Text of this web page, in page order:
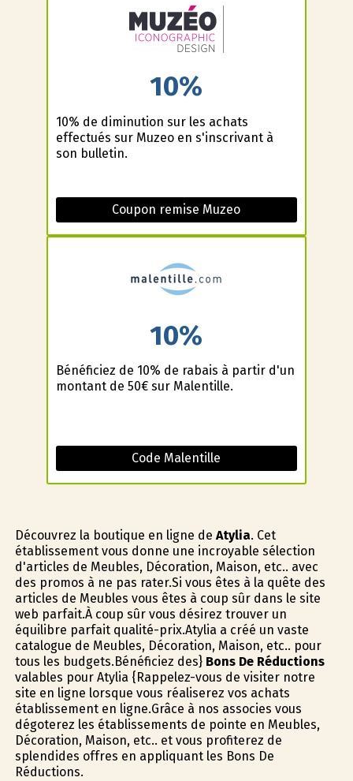
10%
10% de diminution sur les achats
effectués sur Muzeo en s'inscrivant à
son bulletin.
Coupon remise Muzeo
10%
Bénéficiez de 10% de rabais à partir d'un
montant de 50€ sur Malentille.
Code Malentille
Découvrez la boutique en ligne de Atylia. Cet
établissement vous donne une incroyable sélection
d'articles de Meubles, Décoration, Maison, etc.. avec
des promos à ne pas rater.Si vous êtes à la quête des
articles de Meubles vous êtes à coup sûr dans le site
web parfait.À coup sûr vous désirez trouver un
équilibre parfait qualité-prix.Atylia a créé un vaste
catalogue de Meubles, Décoration, Maison, etc.. pour
tous les budgets.Bénéficiez des} Bons De Réductions
valables pour Atylia {Rappelez-vous de visiter notre
site en ligne lorsque vous réaliserez vos achats
établissement en ligne.Grâce à nos associes vous
dégoterez les établissements de pointe en Meubles,
Décoration, Maison, etc.. et vous profiterez de
splendides offres en appliquant les Bons De
Réductions.